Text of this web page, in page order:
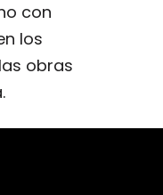
con
los
obras